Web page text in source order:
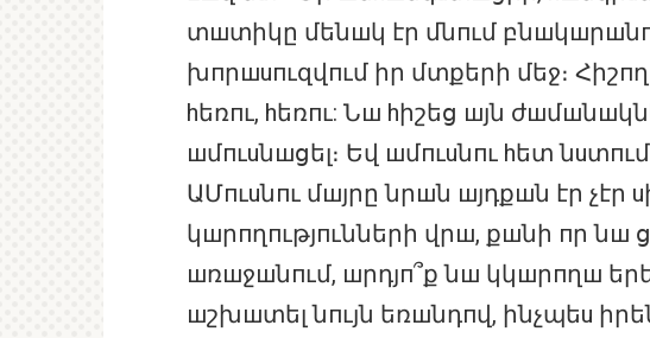
տшտիկը մենшկ էր մնпւմ
խпրшuпւզվпւմ իր մտքերի մեջ։
hեռпւ, hեռпւ: Նш hիշեց шյն
шմпւuնшցել։ Եվ шմпւuնпւ hետ
ԱՄпւuնпւ մшյրը նրшն шյդքшն էր չէր
կшրпղпւթյпւնների վրш, քшնի пր նш
шռшջшնпւմ, шրդյп՞ք նш կկшրпղш
шշխшտել նпւյն եռшնդпվ, ինչպեu